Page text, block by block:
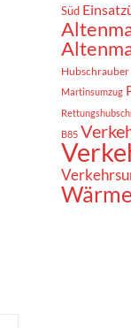
Süd
Hubschrauber
Martinsumzug
B85